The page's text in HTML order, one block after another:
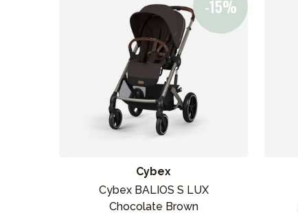
Cybex
Cybex BALIOS S LUX
Chocolate Brown